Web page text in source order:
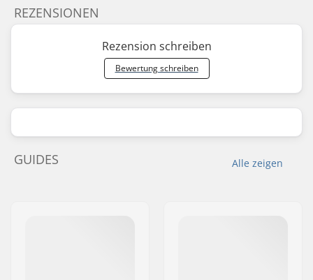
REZENSIONEN
Rezension schreiben
Bewertung schreiben
Alle zeigen
GUIDES